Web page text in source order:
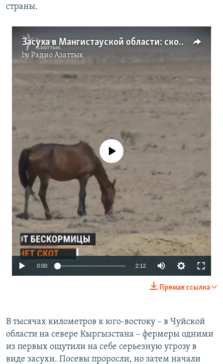
страны.
Засуха в Мангистауской области: скот кормят бумагой и картоном
byРадио Азаттык
No media source currently available
0:00 2:12
720p
1080p
Прямая ссылка
В тысячах километров к юго-востоку – в Чуйской
области на севере Кыргызстана – фермеры одними
из первых ощутили на себе серьезную угрозу в
виде засухи. Посевы проросли, но затем начали